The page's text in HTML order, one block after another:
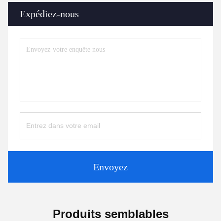
Expédiez-nous
Envoyez
Produits semblables